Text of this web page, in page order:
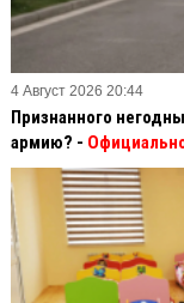
4 Август 2026 20:44
Признанного
армию? -